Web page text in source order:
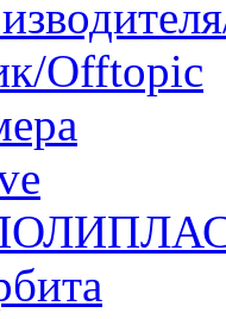
Offtopic